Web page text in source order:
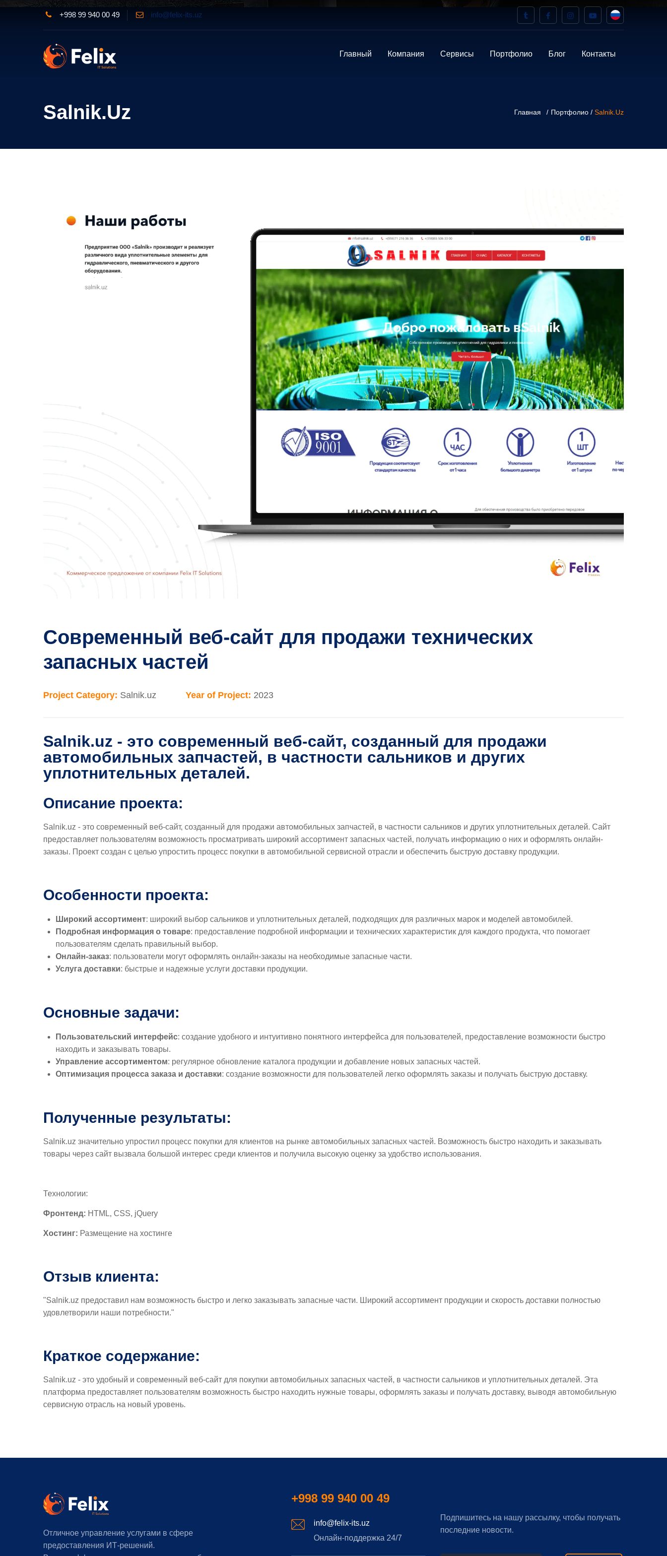
+998 99 940 00 49 info@felix-its.uz
Главный Компания Сервисы Портфолио Блог Контакты
Salnik.uz Главная Портфолио / Salnik.uz
Современный веб-сайт для продажи технических
запасных частей
Project Category: Salnik.uz Year of Project: 2023
Salnik.uz - это современный веб-сайт, созданный для продажи
автомобильных запчастей, в частности сальников и других
уплотнительных деталей.
Описание проекта:
Salnik.uz - это современный веб-сайт, созданный для продажи автомобильных запчастей, в частности сальников и других уплотнительных деталей. Сайт
предоставляет пользователям возможность просматривать широкий ассортимент запасных частей, получать информацию о них и оформлять онлайн-
заказы. Проект создан с целью упростить процесс покупки в автомобильной сервисной отрасли и обеспечить быструю доставку продукции.
Особенности проекта:
Широкий ассортимент: широкий выбор сальников и уплотнительных деталей, подходящих для различных марок и моделей автомобилей.
Подробная информация о товаре: предоставление подробной информации и технических характеристик для каждого продукта, что помогает
пользователям сделать правильный выбор.
Онлайн-заказ: пользователи могут оформлять онлайн-заказы на необходимые запасные части.
Услуга доставки: быстрые и надежные услуги доставки продукции.
Основные задачи:
Пользовательский интерфейс: создание удобного и интуитивно понятного интерфейса для пользователей, предоставление возможности быстро
находить и заказывать товары.
Управление ассортиментом: регулярное обновление каталога продукции и добавление новых запасных частей.
Оптимизация процесса заказа и доставки: создание возможности для пользователей легко оформлять заказы и получать быструю доставку.
Полученные результаты:
Salnik.uz значительно упростил процесс покупки для клиентов на рынке автомобильных запасных частей. Возможность быстро находить и заказывать
товары через сайт вызвала большой интерес среди клиентов и получила высокую оценку за удобство использования.
Технологии:
Фронтенд: HTML, CSS, jQuery
Хостинг: Размещение на хостинге
Отзыв клиента:
"Salnik.uz предоставил нам возможность быстро и легко заказывать запасные части. Широкий ассортимент продукции и скорость доставки полностью
удовлетворили наши потребности."
Краткое содержание:
Salnik.uz - это удобный и современный веб-сайт для покупки автомобильных запасных частей, в частности сальников и уплотнительных деталей. Эта
платформа предоставляет пользователям возможность быстро находить нужные товары, оформлять заказы и получать доставку, выводя автомобильную
сервисную отрасль на новый уровень.
Отличное управление услугами в сфере
предоставления ИТ-решений.
+998 99 940 00 49
info@felix-its.uz
Онлайн-поддержка 24/7
Подпишитесь на нашу рассылку, чтобы получать
последние новости.